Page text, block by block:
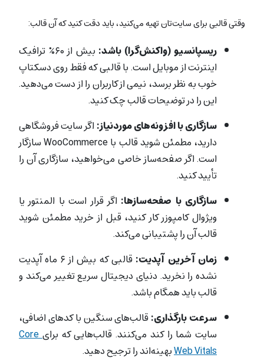
وقتی قالبی برای سایت‌تان تهیه می‌کنید، باید دقت کنید که آن قالب:
ریسپانسیو (واکنش‌گرا) باشد:
بیش از ۶۰٪ ترافیک
اینترنت از موبایل است. با قالبی که فقط روی دسکتاپ
خوب به نظر برسد، نیمی از کاربران را از دست می‌دهید.
این را در توضیحات قالب چک کنید.
سازگاری با افزونه‌های موردنیاز:اگر سایت فروشگاهی
دارید، مطمئن شوید قالب با WooCommerce سازگار
است. اگر صفحه‌ساز خاصی می‌خواهید، سازگاری آن را
تأیید کنید.
سازگاری با صفحه‌سازها: اگر قرار است با المنتور یا
ویژوال کامپوزر کار کنید، قبل از خرید مطمئن شوید
قالب آن را پشتیبانی می‌کند.
زمان آخرین آپدیت:
قالبی که بیش از ۶ ماه آپدیت
نشده را نخرید. دنیای دیجیتال سریع تغییر می‌کند و
قالب باید همگام باشد.
سرعت بارگذاری:قالب‌های سنگین با کدهای اضافی،
سایت شما را کند می‌کنند. قالب‌هایی که برایCore
Web Vitalsبهینه‌اند را ترجیح دهید.